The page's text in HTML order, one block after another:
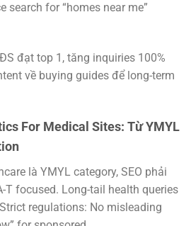
search for “homes near me”
đạt top 1, tăng inquiries 100%
về buying guides để long-term
For Medical Sites: Từ YMYL
là YMYL category, SEO phải
T focused. Long-tail health queries
regulations: No misleading